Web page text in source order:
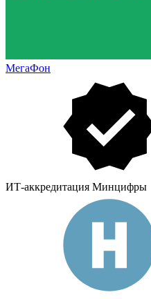
МегаФон
ИТ-аккредитация Минцифры